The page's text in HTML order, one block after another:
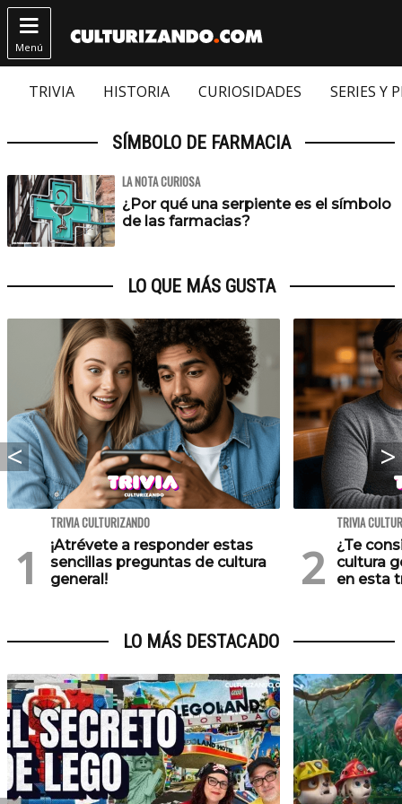

Menú
TRIVIA HISTORIA CURIOSIDADES SERIES Y
SÍMBOLO DE FARMACIA
LA NOTA CURIOSA
¿Por qué una serpiente es el símbolo
de las farmacias?
LO QUE MÁS GUSTA
TRIVIA CULTURIZANDO
¡Atrévete a responder estas
sencillas preguntas de cultura
general!
TRIVIA
¿Te
cultura
en esta
LO MÁS DESTACADO